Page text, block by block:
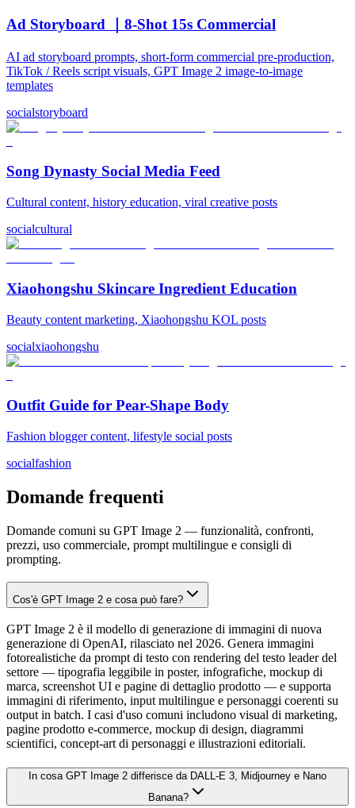
Ad Storyboard ｜8-Shot 15s Commercial
AI ad storyboard prompts, short-form commercial pre-production,
TikTok / Reels script visuals, GPT Image 2 image-to-image
templates
socialstoryboard
Song Dynasty Social Media Feed
Cultural content, history education, viral creative posts
socialcultural
Xiaohongshu Skincare Ingredient Education
Beauty content marketing, Xiaohongshu KOL posts
socialxiaohongshu
Outfit Guide for Pear-Shape Body
Fashion blogger content, lifestyle social posts
socialfashion
Domande frequenti
Domande comuni su GPT Image 2 — funzionalità, confronti,
prezzi, uso commerciale, prompt multilingue e consigli di
prompting.
Cos'è GPT Image 2 e cosa può fare?
GPT Image 2 è il modello di generazione di immagini di nuova
generazione di OpenAI, rilasciato nel 2026. Genera immagini
fotorealistiche da prompt di testo con rendering del testo leader del
settore — tipografia leggibile in poster, infografiche, mockup di
marca, screenshot UI e pagine di dettaglio prodotto — e supporta
immagini di riferimento, input multilingue e personaggi coerenti su
output in batch. I casi d'uso comuni includono visual di marketing,
pagine prodotto e-commerce, mockup di design, diagrammi
scientifici, concept-art di personaggi e illustrazioni editoriali.
In cosa GPT Image 2 differisce da DALL-E 3, Midjourney e Nano
Banana?